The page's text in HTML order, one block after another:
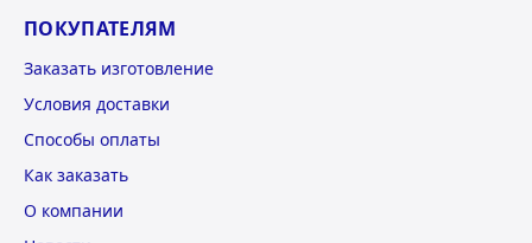
ПОКУПАТЕЛЯМ
Заказать изготовление
Условия доставки
Способы оплаты
Как заказать
О компании